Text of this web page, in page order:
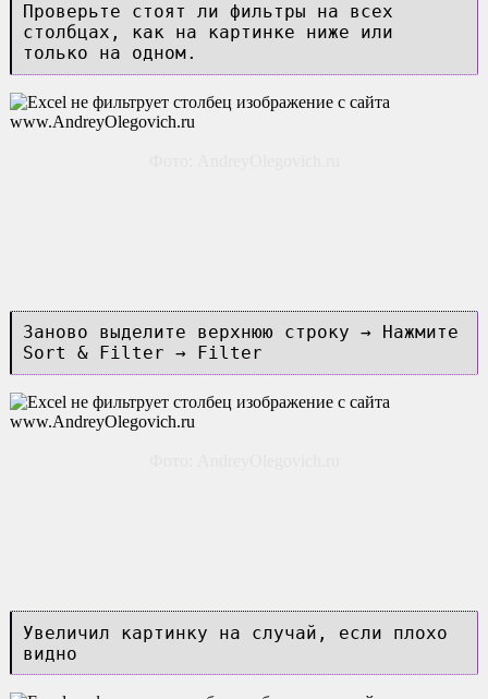
Проверьте стоят ли фильтры на всех
столбцах, как на картинке ниже или
только на одном.
Заново выделите верхнюю строку → Нажмите
Sort & Filter → Filter
Увеличил картинку на случай, если плохо
видно